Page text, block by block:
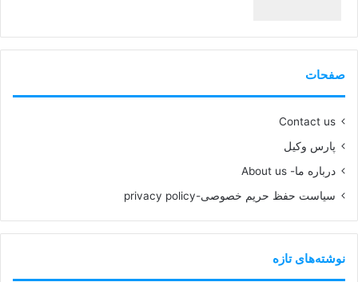
صفحات
Contact us
پارس وکیل
درباره ما- About us
سیاست حفظ حریم خصوصی-privacy policy
نوشته‌های تازه